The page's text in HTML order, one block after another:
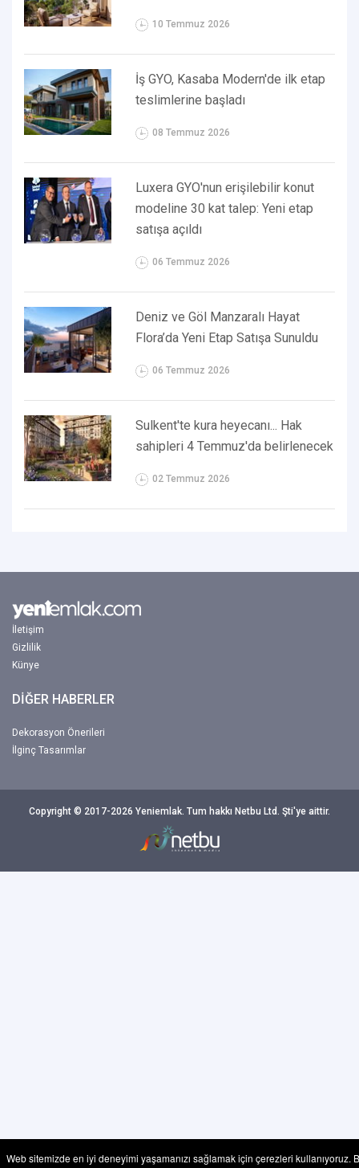
10 Temmuz 2026
İş GYO, Kasaba Modern'de ilk etap
teslimlerine başladı
08 Temmuz 2026
Luxera GYO'nun erişilebilir konut
modeline 30 kat talep: Yeni etap
satışa açıldı
06 Temmuz 2026
Deniz ve Göl Manzaralı Hayat
Flora’da Yeni Etap Satışa Sunuldu
06 Temmuz 2026
Sulkent'te kura heyecanı... Hak
sahipleri 4 Temmuz'da belirlenecek
02 Temmuz 2026
İletişim
Gizlilik
Künye
DİĞER HABERLER
Dekorasyon Önerileri
İlginç Tasarımlar
Copyright © 2017-2026 Yeniemlak. Tum hakkı Netbu Ltd. Şti'ye aittir.
Web sitemizde en iyi deneyimi yaşamanızı sağlamak için çerezleri kullanıyoruz.